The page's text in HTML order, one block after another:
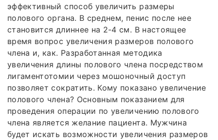
эффективный способ увеличить размеры
полового органа. В среднем, пенис после нее
становится длиннее на 2-4 см. В настоящее
время вопрос увеличения размеров полового
члена и, как. Разработанная методика
увеличения длины полового члена посредством
лигаментотомии через мошоночный доступ
позволяет сократить. Кому показано увеличение
полового члена? Основным показанием для
проведения операции по увеличению полового
члена является желание пациента. Мужчина
будет искать возможности увеличения размеров